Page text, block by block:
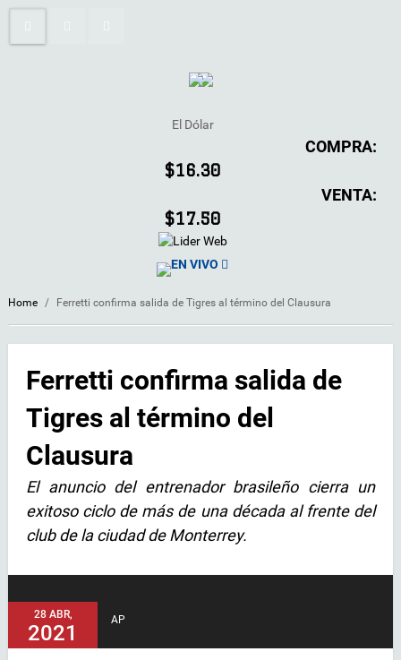
El Dólar
COMPRA:
$16.30
VENTA:
$17.50
EN VIVO
Home / Ferretti confirma salida de Tigres al término del Clausura
Ferretti confirma salida de
Tigres al término del
Clausura
El anuncio del entrenador brasileño cierra un
exitoso ciclo de más de una década al frente del
club de la ciudad de Monterrey.
28 ABR,
2021
AP